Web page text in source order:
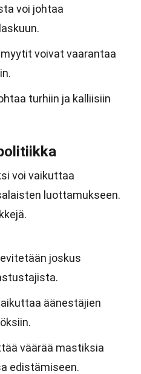
voi johtaa
voivat vaarantaa
turhiin ja kalliisiin
voi vaikuttaa
luottamukseen.
joskus
äänestäjien
väärää mastiksia
edistämiseen.